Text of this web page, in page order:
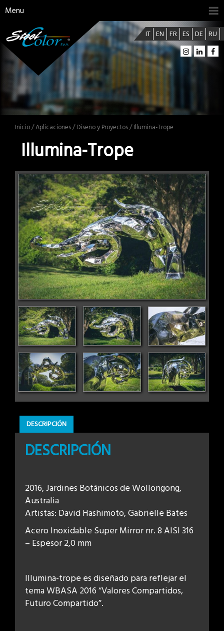
Menu
IT EN FR ES DE RU
Inicio/Aplicaciones/Diseño y Proyectos/ Illumina-Trope
Illumina-Trope
DESCRIPCIÓN
DESCRIPCIÓN
2016, Jardines Botánicos de Wollongong,
Australia
Artistas: David Hashimoto, Gabrielle Bates
Acero Inoxidable Super Mirror nr. 8 AISI 316
– Espesor 2,0 mm
Illumina-trope es diseñado para reflejar el
tema WBASA 2016 “Valores Compartidos,
Futuro Compartido”.